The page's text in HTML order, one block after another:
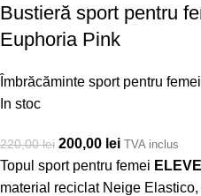
Bustieră sport pentru
Euphoria Pink
Îmbrăcăminte sport pentru femei
In stoc
220,00lei 200,00 lei TVA inclus
Topul sport pentru femei
material reciclat Neige